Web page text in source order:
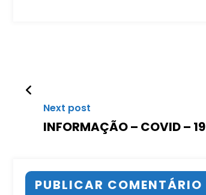
Next post
INFORMAÇÃO – COVID – 19
PUBLICAR COMENTÁRIO